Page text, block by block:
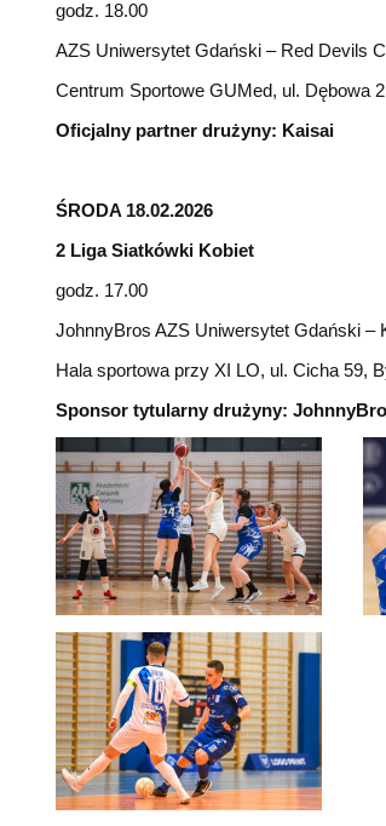
godz. 18.00
AZS Uniwersytet Gdański – Red Devils
Centrum Sportowe GUMed, ul. Dębowa
Oficjalny partner drużyny: Kaisai
ŚRODA 18.02.2026
2 Liga Siatkówki Kobiet
godz. 17.00
JohnnyBros AZS Uniwersytet Gdański –
Hala sportowa przy XI LO, ul. Cicha 59,
Sponsor tytularny drużyny: